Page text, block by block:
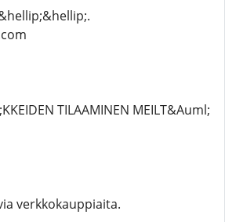
TILAAMINEN MEILT&Auml;
verkkokauppiaita.